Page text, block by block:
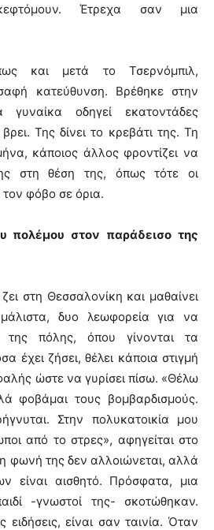
Έτρεχα σαν μια
και μετά το Τσερνόμπιλ,
κατεύθυνση. Βρέθηκε στην
οδηγεί εκατοντάδες
Της δίνει το κρεβάτι της. Τη
κάποιος άλλος φροντίζει να
στη θέση της, όπως τότε οι
φόβο σε όρια.
πολέμου στον παράδεισο της
στη Θεσσαλονίκη και μαθαίνει
δυο λεωφορεία για να
της πόλης, όπου γίνονται τα
έχει ζήσει, θέλει κάποια στιγμή
ώστε να γυρίσει πίσω. «Θέλω
φοβάμαι τους βομβαρδισμούς.
Στην πολυκατοικία μου
από το στρες», αφηγείται στο
της δεν αλλοιώνεται, αλλά
είναι αισθητό. Πρόσφατα, μια
-γνωστοί της- σκοτώθηκαν.
ειδήσεις, είναι σαν ταινία. Όταν